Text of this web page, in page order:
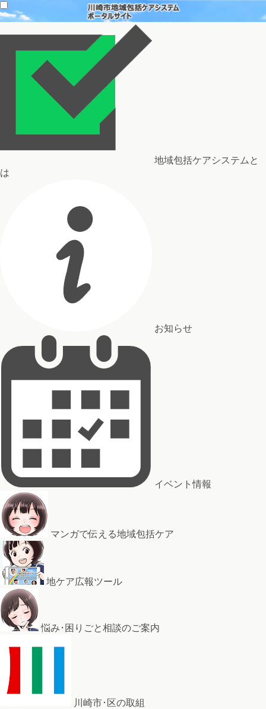
地域包括ケアシステムと
は
お知らせ
イベント情報
マンガで伝える地域包括ケア
地ケア広報ツール
悩み･困りごと相談のご案内
川崎市･区の取組